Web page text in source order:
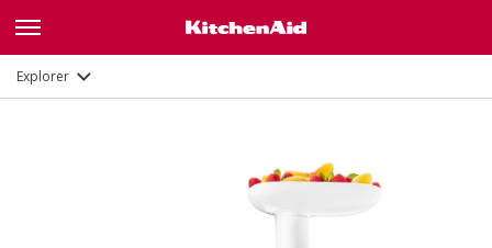
Explorer Description